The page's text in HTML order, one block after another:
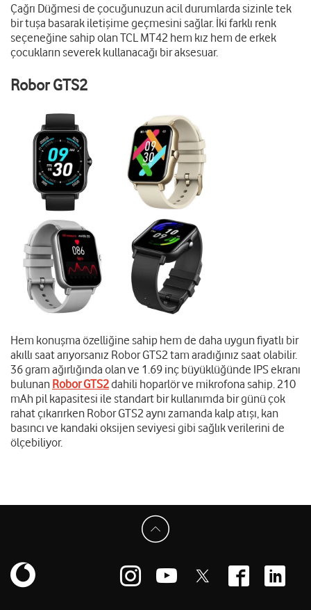
Çağrı Düğmesi de çocuğunuzun acil durumlarda sizinle tek
bir tuşa basarak iletişime geçmesini sağlar. İki farklı renk
seçeneğine sahip olan TCL MT42 hem kız hem de erkek
çocukların severek kullanacağı bir aksesuar.
Robor GTS2
Hem konuşma özelliğine sahip hem de daha uygun fiyatlı bir
akıllı saat arıyorsanız Robor GTS2 tam aradığınız saat olabilir.
36 gram ağırlığında olan ve 1.69 inç büyüklüğünde IPS ekranı
bulunan Robor GTS2dahili hoparlör ve mikrofona sahip. 210
mAh pil kapasitesi ile standart bir kullanımda bir günü çok
rahat çıkarırken Robor GTS2 aynı zamanda kalp atışı, kan
basıncı ve kandaki oksijen seviyesi gibi sağlık verilerini de
ölçebiliyor.